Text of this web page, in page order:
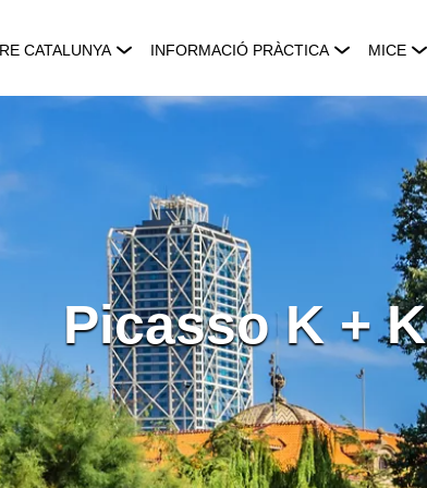
CATALUNYA INFORMACIÓ PRÀCTICA MICE
Picasso K + K